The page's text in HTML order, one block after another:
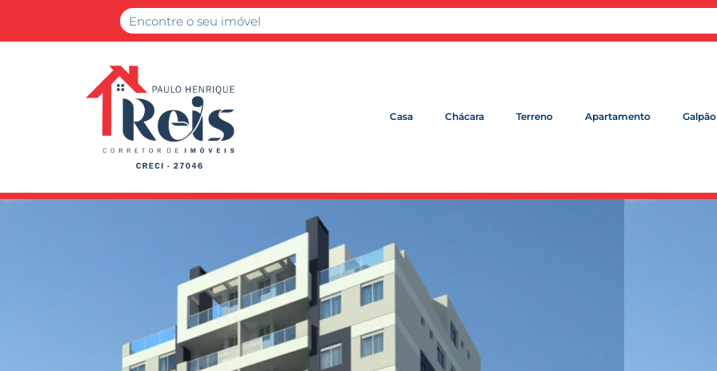
Casa Chácara Terreno Apartamento Galpão